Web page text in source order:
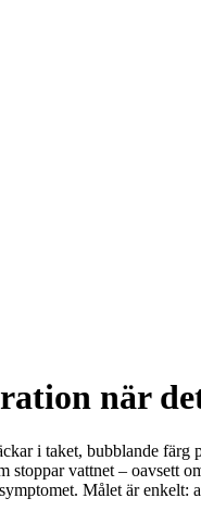
när
i taket, bubblande
vattnet – oavsett
Målet är enkelt: